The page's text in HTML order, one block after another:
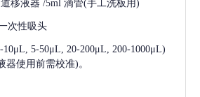
移液器 /5ml 滴管(手工洗板用)
次性吸头
10μL, 5-50μL, 20-200μL, 200-1000μL)
器使用前需校准)。